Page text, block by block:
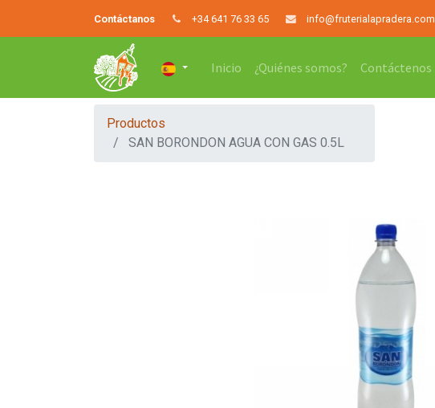
Contáctanos +34 641 76 33 65 info@fruterialapradera.com
Inicio ¿Quiénes somos? Contáctenos
Productos
SAN BORONDON AGUA CON GAS 0.5L